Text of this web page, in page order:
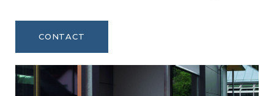
CONTACT